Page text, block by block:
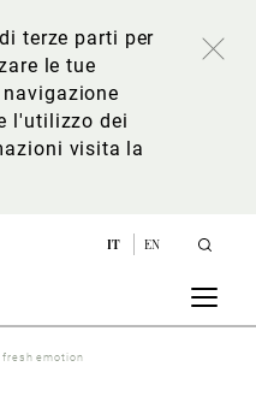
terze parti per
le tue
l'utilizzo dei
visita la
IT EN
fresh emotion